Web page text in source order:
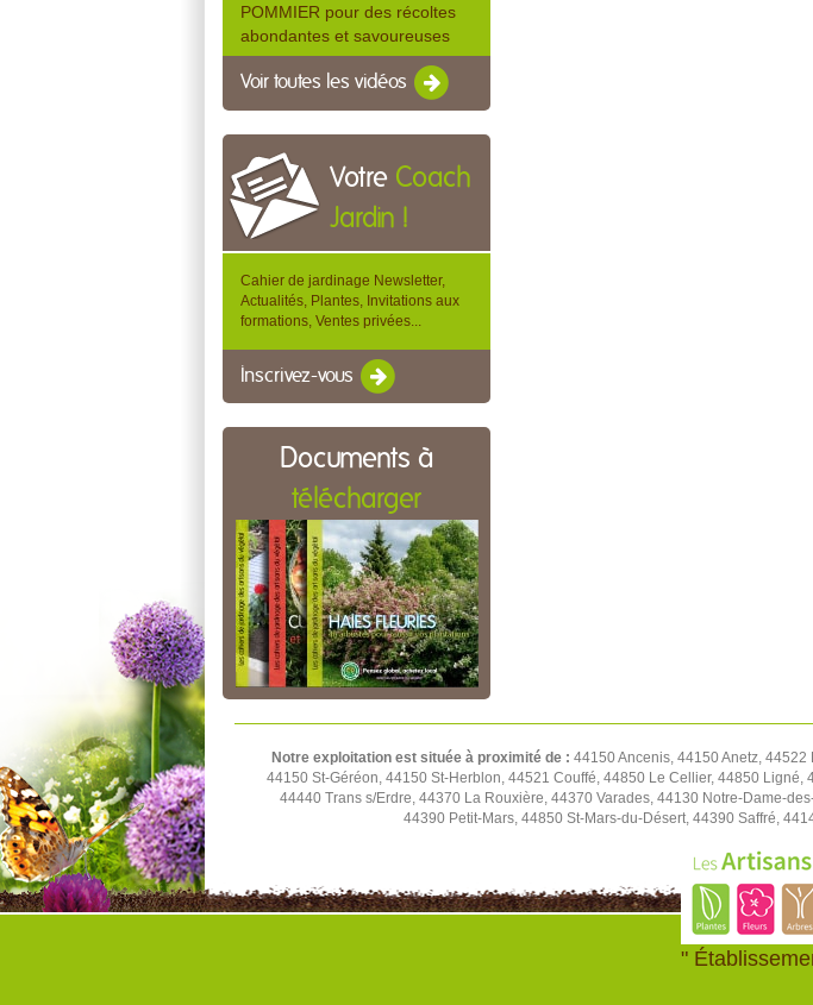
POMMIER pour des récoltes
abondantes et savoureuses
Voir toutes les vidéos
Votre Coach
Jardin !
Cahier de jardinage Newsletter,
Actualités, Plantes, Invitations aux
formations, Ventes privées...
Inscrivez-vous
Documents à
télécharger
Notre exploitation est située à proximité de : 44150 Ancenis, 44150 Anetz,
44150 St-Géréon, 44150 St-Herblon, 44521 Couffé, 44850 Le Cellier, 44850
44440 Trans s/Erdre, 44370 La Rouxière, 44370 Varades, 44130 Notre-Dame-
44390 Petit-Mars, 44850 St-Mars-du-Désert, 44390 Saffré,
"